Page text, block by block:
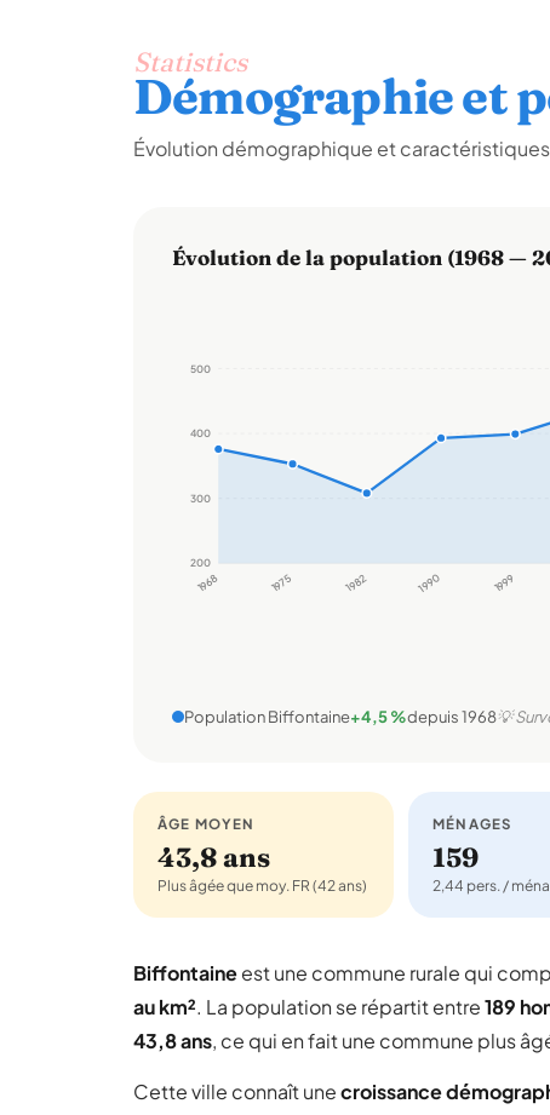
Statistics
Démographie et
Évolution démographique et
Évolution de la population (1968 —
200
300
400
500
1968 1975 1982 1990 1999
Population Biffontaine+4,5 %depuis 1968💡
ÂGE MOYEN
43,8 ans
Plus âgée que moy. FR (42 ans)
MÉNAGES
159
2,44 pers. /
Biffontaineest une commune rurale qui
au km². La population se répartit entre189
43,8 ans, ce qui en fait une commune plus
Cette ville connaît unecroissance